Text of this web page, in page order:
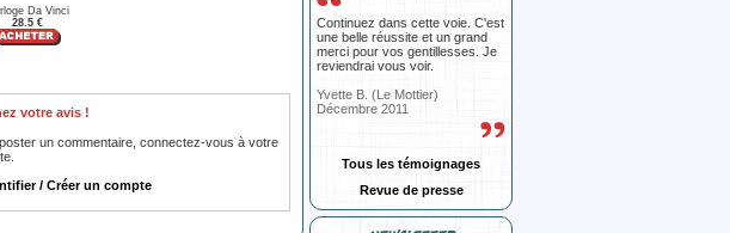
Da Vinci
28.5 €
votre avis !
un commentaire, connectez-vous à votre
/ Créer un compte
Continuez dans cette voie. C'est
une belle réussite et un grand
merci pour vos gentillesses. Je
reviendrai vous voir.
Yvette B. (Le Mottier)
Décembre 2011
Tous les témoignages
Revue de presse